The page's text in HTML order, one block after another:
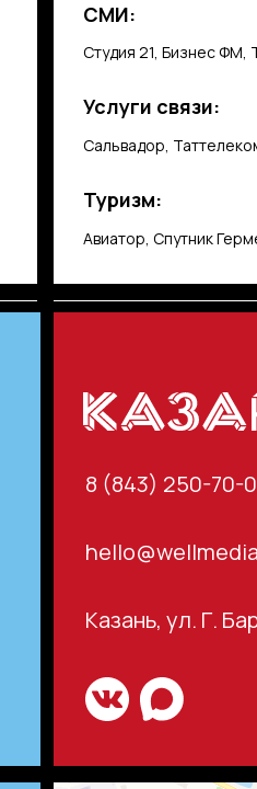
Туризм:
Услуги связи:
СМИ:
Авиатор, Спутник
Сальвадор,
Студия 21, Бизнес ФМ,
8 (843) 250-70-
Казань, ул. Г.